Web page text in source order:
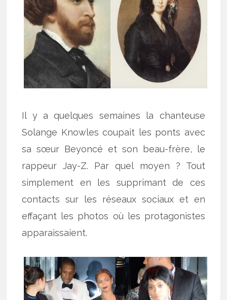
Il y a quelques semaines la chanteuse
Solange Knowles coupait les ponts avec
sa sœur Beyoncé et son beau-frère, le
rappeur Jay-Z. Par quel moyen ? Tout
simplement en les supprimant de ces
contacts sur les réseaux sociaux et en
effaçant les photos où les protagonistes
apparaissaient.